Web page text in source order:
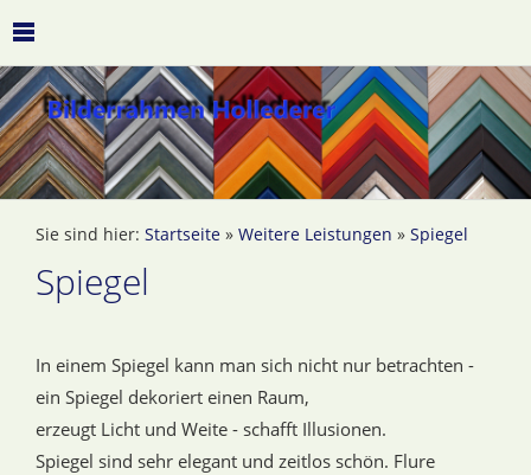
Sie sind hier: Startseite » Weitere Leistungen » Spiegel
Spiegel
In einem Spiegel kann man sich nicht nur betrachten -
ein Spiegel dekoriert einen Raum,
erzeugt Licht und Weite - schafft Illusionen.
Spiegel sind sehr elegant und zeitlos schön. Flure